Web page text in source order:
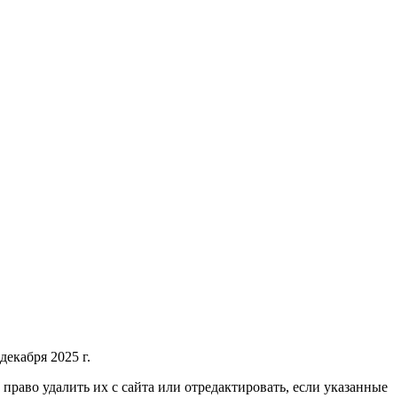
2025 г.
удалить их с сайта или отредактировать, если указанные